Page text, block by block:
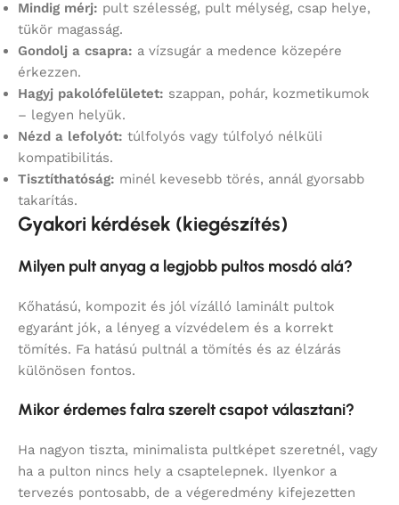
Mindig mérj: pult szélesség, pult mélység, csap helye,
tükör magasság.
Gondolj a csapra: a vízsugár a medence közepére
érkezzen.
Hagyj pakolófelületet: szappan, pohár, kozmetikumok
– legyen helyük.
Nézd a lefolyót: túlfolyós vagy túlfolyó nélküli
kompatibilitás.
Tisztíthatóság: minél kevesebb törés, annál gyorsabb
takarítás.
Gyakori kérdések (kiegészítés)
Milyen pult anyag a legjobb pultos mosdó alá?
Kőhatású, kompozit és jól vízálló laminált pultok
egyaránt jók, a lényeg a vízvédelem és a korrekt
tömítés. Fa hatású pultnál a tömítés és az élzárás
különösen fontos.
Mikor érdemes falra szerelt csapot választani?
Ha nagyon tiszta, minimalista pultképet szeretnél, vagy
ha a pulton nincs hely a csaptelepnek. Ilyenkor a
tervezés pontosabb, de a végeredmény kifejezetten